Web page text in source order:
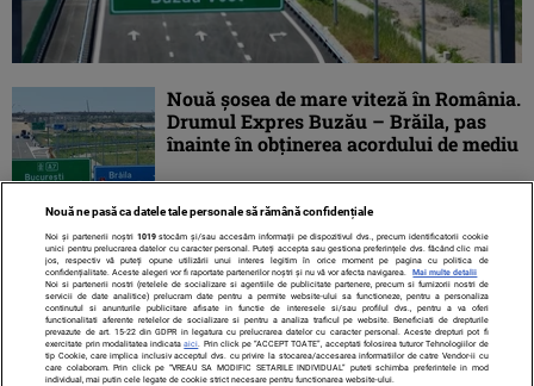
Nouă șosea de mare viteză în România.
Drumul Expres Buzău – Brăila, pas
înainte în obținerea acordului de mediu
Nouă ne pasă ca datele tale personale să rămână confidențiale
Noi și partenerii noștri 1019stocăm și/sau accesăm informații pe dispozitivul dvs., precum identificatorii cookie
unici pentru prelucrarea datelor cu caracter personal. Puteți accepta sau gestiona preferințele dvs. făcând clic mai
jos, respectiv vă puteți opune utilizării unui interes legitim în orice moment pe pagina cu politica de
confidențialitate. Aceste alegeri vor fi raportate partenerilor noștri și nu vă vor afecta navigarea.
Mai multe detalii
Noi si partenerii nostri (retelele de socializare si agentiile de publicitate partenere, precum si furnizorii nostri de
servicii de date analitice) prelucram date pentru a permite website-ului sa functioneze, pentru a personaliza
continutul si anunturile publicitare afisate in functie de interesele si/sau profilul dvs., pentru a va oferi
functionalitati aferente retelelor de socializare si pentru a analiza traficul pe website. Beneficiati de drepturile
prevazute de art. 15-22 din GDPR in legatura cu prelucrarea datelor cu caracter personal. Aceste drepturi pot fi
exercitate prin modalitatea indicataaici . Prin click pe “ACCEPT TOATE”, acceptati folosirea tuturor Tehnologiilor de
tip Cookie, care implica inclusiv acceptul dvs. cu privire la stocarea/accesarea informatiilor de catre Vendor-ii cu
care colaboram. Prin click pe “VREAU SA MODIFIC SETARILE INDIVIDUAL” puteti schimba preferintele in mod
individual, mai putin cele legate de cookie strict necesare pentru functionarea website-ului.